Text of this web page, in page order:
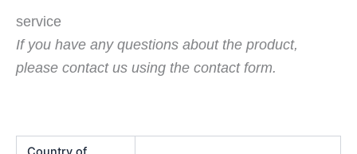
service
If you have any questions about the product,
please contact us using the contact form.